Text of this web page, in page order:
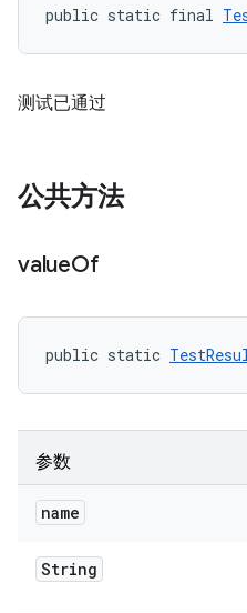
public static final
测试已通过
公共方法
valueOf
public static
参数
name
String